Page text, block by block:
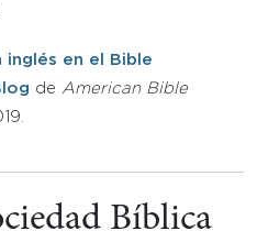
inglés en el Bible
de American Bible
Bíblica